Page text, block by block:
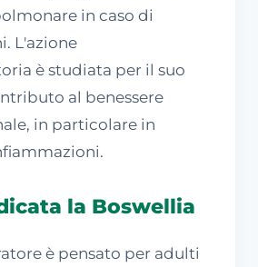
in caso di
L'azione
è studiata per il suo
al benessere
in particolare in
la Boswellia
è pensato per adulti